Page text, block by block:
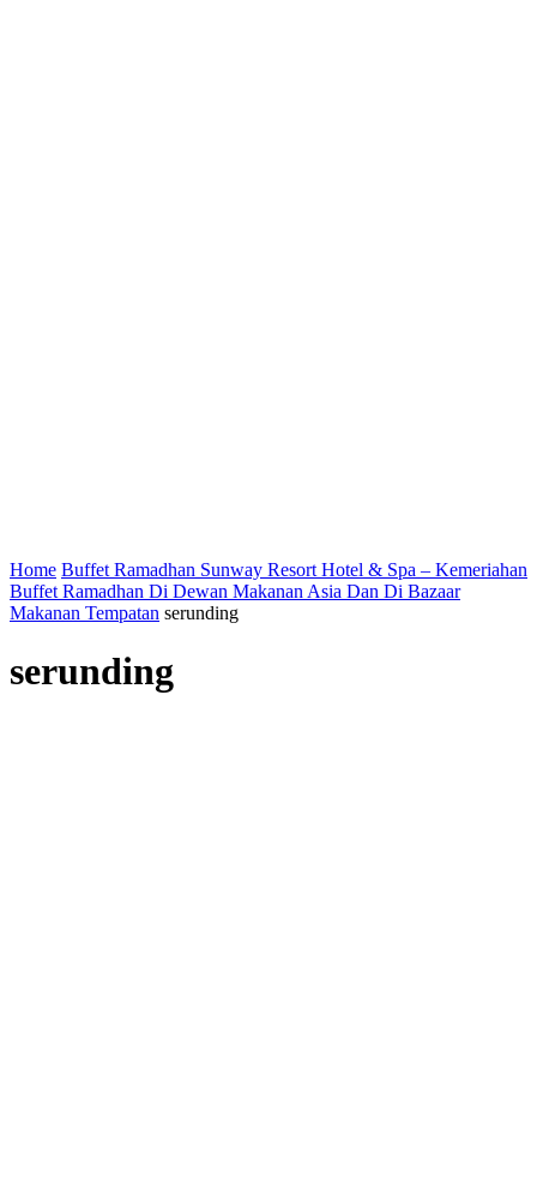
Home Buffet Ramadhan Sunway Resort Hotel & Spa – Kemeriahan
Buffet Ramadhan Di Dewan Makanan Asia Dan Di Bazaar
Makanan Tempatan serunding
serunding